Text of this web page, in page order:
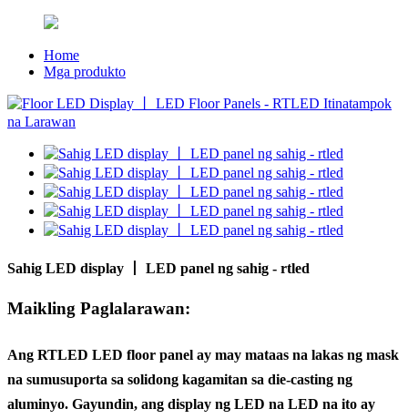
Home
Mga produkto
Sahig LED display 丨 LED panel ng sahig - rtled
Maikling Paglalarawan:
Ang RTLED LED floor panel ay may mataas na lakas ng mask
na sumusuporta sa solidong kagamitan sa die-casting ng
aluminyo. Gayundin, ang display ng LED na LED na ito ay